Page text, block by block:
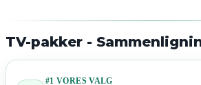
TV-pakker -
#1 VORES VALG